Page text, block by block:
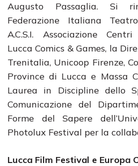
Augusto Passaglia. Si
Federazione Italiana
A.C.S.I. Associazione
Lucca Comics & Games, la
Trenitalia, Unicoop Firenze,
Province di Lucca e Massa
Laurea in Discipline dello
Comunicazione del
Forme del Sapere
Photolux Festival per la
Lucca Film Festival e Europa